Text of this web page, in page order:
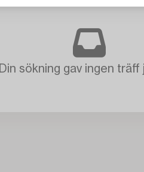
Din sökning gav ingen träff